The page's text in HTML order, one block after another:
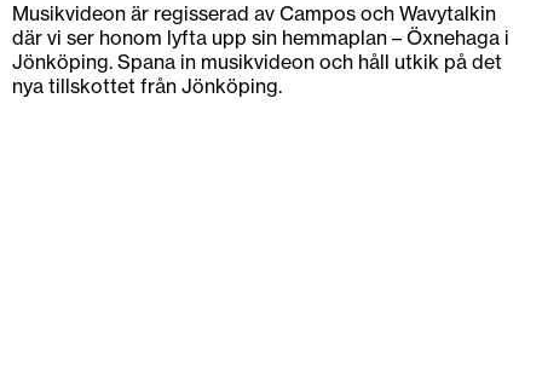
Musikvideon är regisserad av Campos och Wavytalkin
där vi ser honom lyfta upp sin hemmaplan – Öxnehaga i
Jönköping. Spana in musikvideon och håll utkik på det
nya tillskottet från Jönköping.